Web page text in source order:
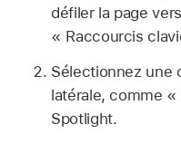
défiler la page
« Raccourcis
Sélectionnez une
latérale, comme
Spotlight.